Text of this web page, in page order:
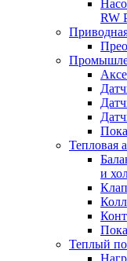
RW
Тепловая
и
Теплый